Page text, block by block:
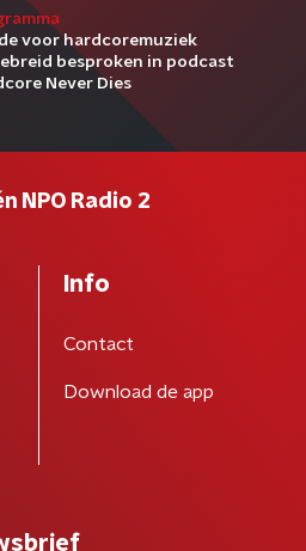
voor hardcoremuziek
besproken in podcast
Never Dies
NPO Radio 2
Info
Contact
Download de app